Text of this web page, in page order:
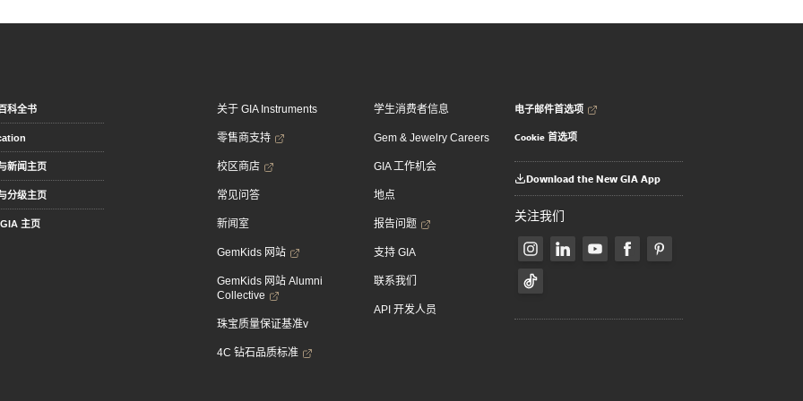
科全书
新闻主页
分级主页
主页
关于 GIA Instruments
零售商支持
校区商店
常见问答
新闻室
GemKids 网站
GemKids 网站 Alumni
Collective
珠宝质量保证基准v
4C 钻石品质标准
学生消费者信息
Gem & Jewelry Careers
GIA 工作机会
地点
报告问题
支持 GIA
联系我们
API 开发人员
电子邮件首选项
Cookie 首选项
Download the New GIA App
关注我们